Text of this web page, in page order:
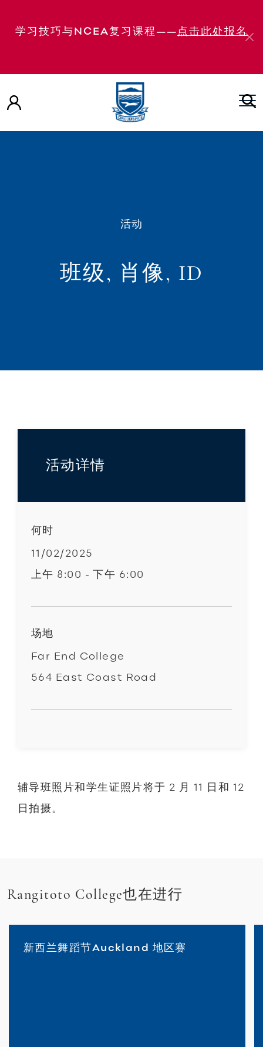
学习技巧与NCEA复习课程——点击此处报名
活动
班级, 肖像, ID
辅导班照片和学生证照片将于 2 月 11 日和 12
日拍摄。
活动详情
何时
11/02/2025
上午 8:00 - 下午 6:00
场地
Far End College
564 East Coast Road
Rangitoto College也在进行
新西兰舞蹈节Auckland 地区赛